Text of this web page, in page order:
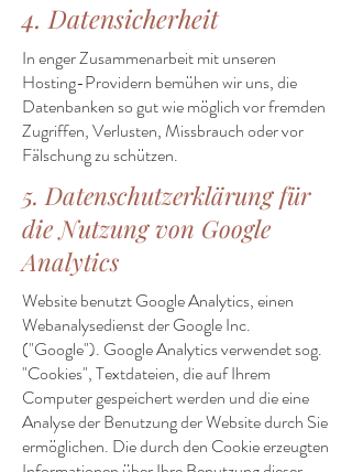
4. Datensicherheit
In enger Zusammenarbeit mit unseren
Hosting-Providern bemühen wir uns, die
Datenbanken so gut wie möglich vor fremden
Zugriffen, Verlusten, Missbrauch oder vor
Fälschung zu schützen.
5. Datenschutzerklärung für
die Nutzung von Google
Analytics
Website benutzt Google Analytics, einen
Webanalysedienst der Google Inc.
("Google"). Google Analytics verwendet sog.
"Cookies", Textdateien, die auf Ihrem
Computer gespeichert werden und die eine
Analyse der Benutzung der Website durch Sie
ermöglichen. Die durch den Cookie erzeugten